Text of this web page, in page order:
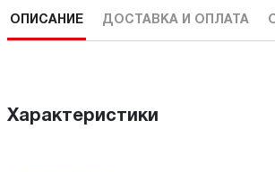
ОПИСАНИЕ ДОСТАВКА И ОПЛАТА
Характеристики